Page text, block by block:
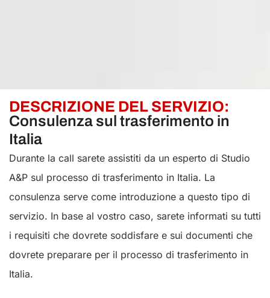
DESCRIZIONE DEL SERVIZIO:
Consulenza sul trasferimento in
Italia
Durante la call sarete assistiti da un esperto di Studio
A&P sul processo di trasferimento in Italia. La
consulenza serve come introduzione a questo tipo di
servizio. In base al vostro caso, sarete informati su tutti
i requisiti che dovrete soddisfare e sui documenti che
dovrete preparare per il processo di trasferimento in
Italia.